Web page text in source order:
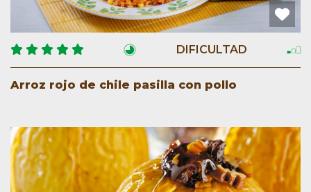
DIFICULTAD
Arroz rojo de chile pasilla con pollo